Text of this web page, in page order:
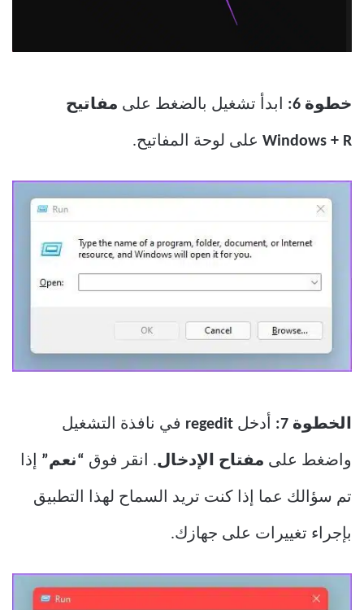
خطوة 6: ابدأ تشغيل بالضغط على مفاتيح
Windows + R على لوحة المفاتيح.
الخطوة 7: أدخل regedit في نافذة التشغيل
واضغط على مفتاح الإدخال. انقر فوق “نعم” إذا
تم سؤالك عما إذا كنت تريد السماح لهذا التطبيق
بإجراء تغييرات على جهازك.